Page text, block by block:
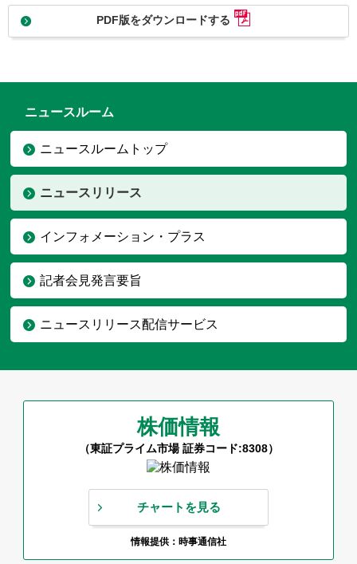
PDF版をダウンロードする
ニュースルーム
ニュースルームトップ
ニュースリリース
インフォメーション・プラス
記者会見発言要旨
ニュースリリース配信サービス
株価情報
（東証プライム市場 証券コード:8308）
チャートを見る
情報提供：時事通信社